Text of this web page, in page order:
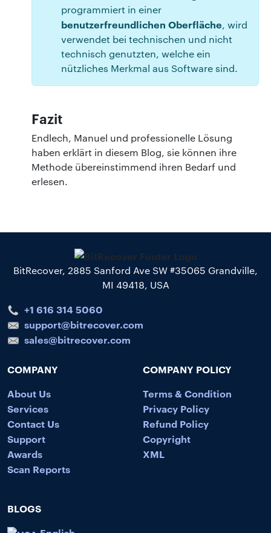
programmiert in einer
benutzerfreundlichen Oberfläche, wird
verwendet bei technischen und nicht
technisch genutzten, welche ein
nützliches Merkmal aus Software sind.
Fazit
Endlech, Manuel und professionelle Lösung
haben erklärt in diesem Blog, sie können ihre
Methode übereinstimmend ihren Bedarf und
erlesen.
BitRecover, 2885 Sanford Ave SW #35065 Grandville,
MI 49418, USA
+1 616 314 5060
support@bitrecover.com
sales@bitrecover.com
COMPANY
About Us
Services
Contact Us
Support
Awards
Scan Reports
COMPANY POLICY
Terms & Condition
Privacy Policy
Refund Policy
Copyright
XML
BLOGS